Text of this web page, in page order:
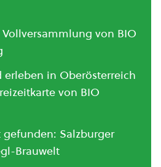
von BIO
in Oberösterreich
von BIO
Salzburger
Brauwelt